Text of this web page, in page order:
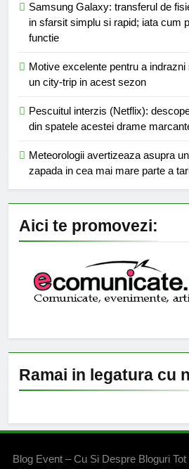
Samsung Galaxy: transferul de
in sfarsit simplu si rapid; iata cum
functie
Motive excelente pentru a
un city-trip in acest sezon
Pescuitul interzis (Netflix):
din spatele acestei drame
Meteorologii avertizeaza asupra
zapada in cea mai mare parte a
Aici te promovezi:
Ramai in legatura cu
Blog Event – Cu Si Despre Bloguri